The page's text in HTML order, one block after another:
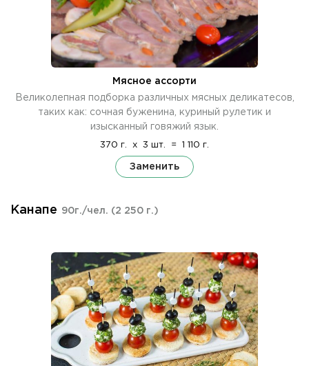
Мясное ассорти
Великолепная подборка различных мясных деликатесов,
таких как: сочная буженина, куриный рулетик и
изысканный говяжий язык.
370 г. x 3 шт. = 1 110 г.
Заменить
Канапе 90г./чел. (2 250 г.)